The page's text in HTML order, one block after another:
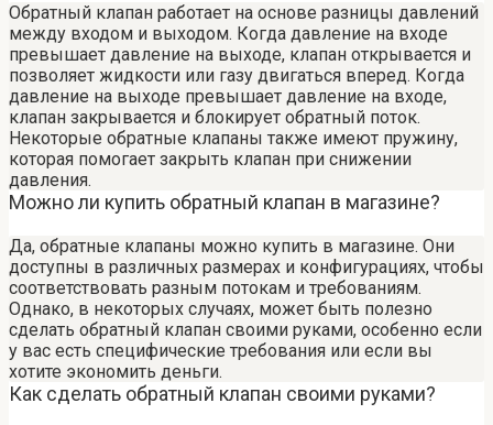
Обратный клапан работает на основе разницы давлений
между входом и выходом. Когда давление на входе
превышает давление на выходе, клапан открывается и
позволяет жидкости или газу двигаться вперед. Когда
давление на выходе превышает давление на входе,
клапан закрывается и блокирует обратный поток.
Некоторые обратные клапаны также имеют пружину,
которая помогает закрыть клапан при снижении
давления.
Можно ли купить обратный клапан в магазине?
Да, обратные клапаны можно купить в магазине. Они
доступны в различных размерах и конфигурациях, чтобы
соответствовать разным потокам и требованиям.
Однако, в некоторых случаях, может быть полезно
сделать обратный клапан своими руками, особенно если
у вас есть специфические требования или если вы
хотите экономить деньги.
Как сделать обратный клапан своими руками?